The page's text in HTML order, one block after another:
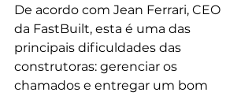
De acordo com Jean Ferrari, CEO
da FastBuilt, esta é uma das
principais dificuldades das
construtoras: gerenciar os
chamados e entregar um bom